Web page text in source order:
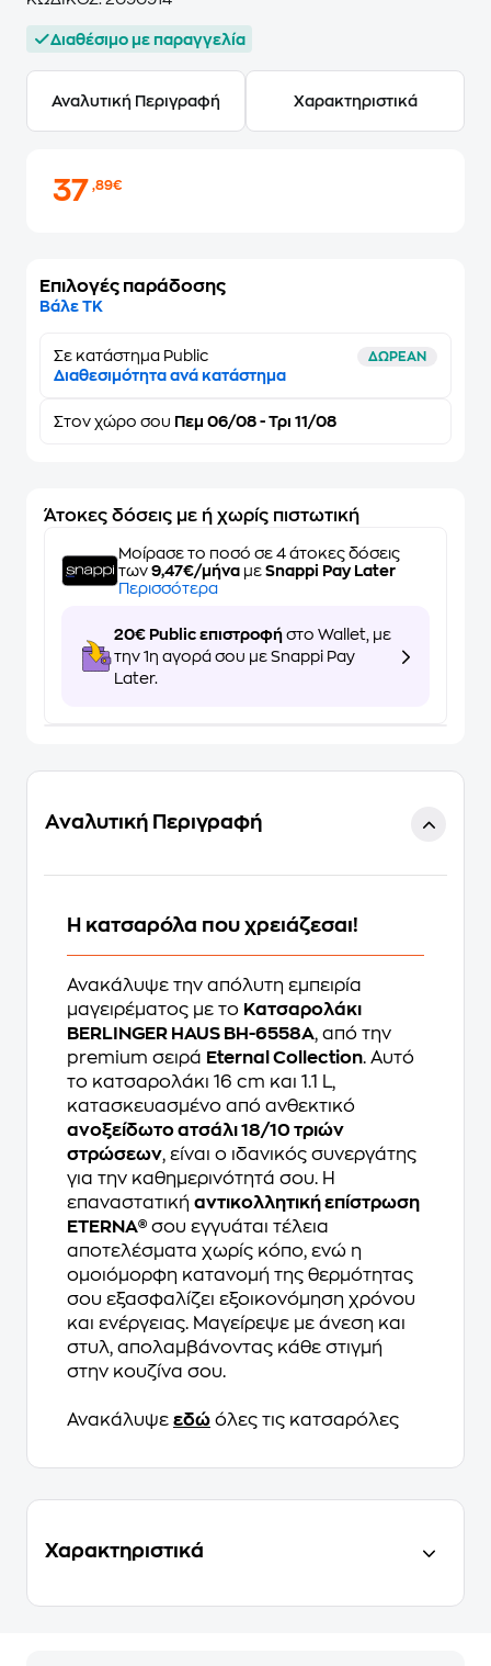
Διαθέσιμο με παραγγελία
Αναλυτική Περιγραφή Χαρακτηριστικά
37,89€
Επιλογές παράδοσης
Βάλε ΤΚ
Σε κατάστημα Public ΔΩΡΕΑΝ
Διαθεσιμότητα ανά κατάστημα
Στον χώρο σου Πεμ 06/08 - Τρι 11/08
Άτοκες δόσεις με ή χωρίς πιστωτική
Μοίρασε το ποσό σε 4 άτοκες δόσεις
των 9,47€/μήνα με Snappi Pay Later
Περισσότερα
20€ Public επιστροφή στο Wallet, με
την 1η αγορά σου με Snappi Pay
Later.
Αναλυτική Περιγραφή
Η κατσαρόλα που χρειάζεσαι!
Ανακάλυψε την απόλυτη εμπειρία
μαγειρέματος με το Κατσαρολάκι
BERLINGER HAUS BH-6558A, από την
premium σειρά Eternal Collection. Αυτό
το κατσαρολάκι 16 cm και 1.1 L,
κατασκευασμένο από ανθεκτικό
ανοξείδωτο ατσάλι 18/10 τριών
στρώσεων, είναι ο ιδανικός συνεργάτης
για την καθημερινότητά σου. Η
επαναστατική αντικολλητική επίστρωση
ETERNA® σου εγγυάται τέλεια
αποτελέσματα χωρίς κόπο, ενώ η
ομοιόμορφη κατανομή της θερμότητας
σου εξασφαλίζει εξοικονόμηση χρόνου
και ενέργειας. Μαγείρεψε με άνεση και
στυλ, απολαμβάνοντας κάθε στιγμή
στην κουζίνα σου.
Ανακάλυψε εδώ όλες τις κατσαρόλες
Χαρακτηριστικά